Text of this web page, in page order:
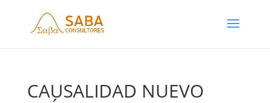
CAUSALIDAD NUEVO